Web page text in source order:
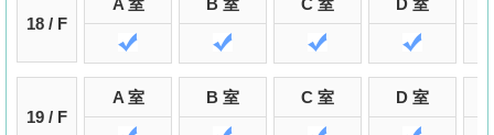
18 / F
A 室 B 室 C 室 D 室
19 / F
A 室 B 室 C 室 D 室